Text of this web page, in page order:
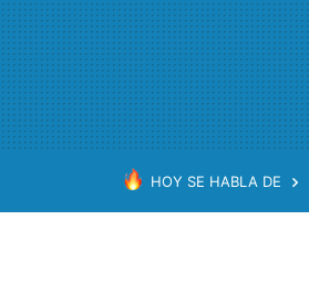
HOY SE HABLA DE